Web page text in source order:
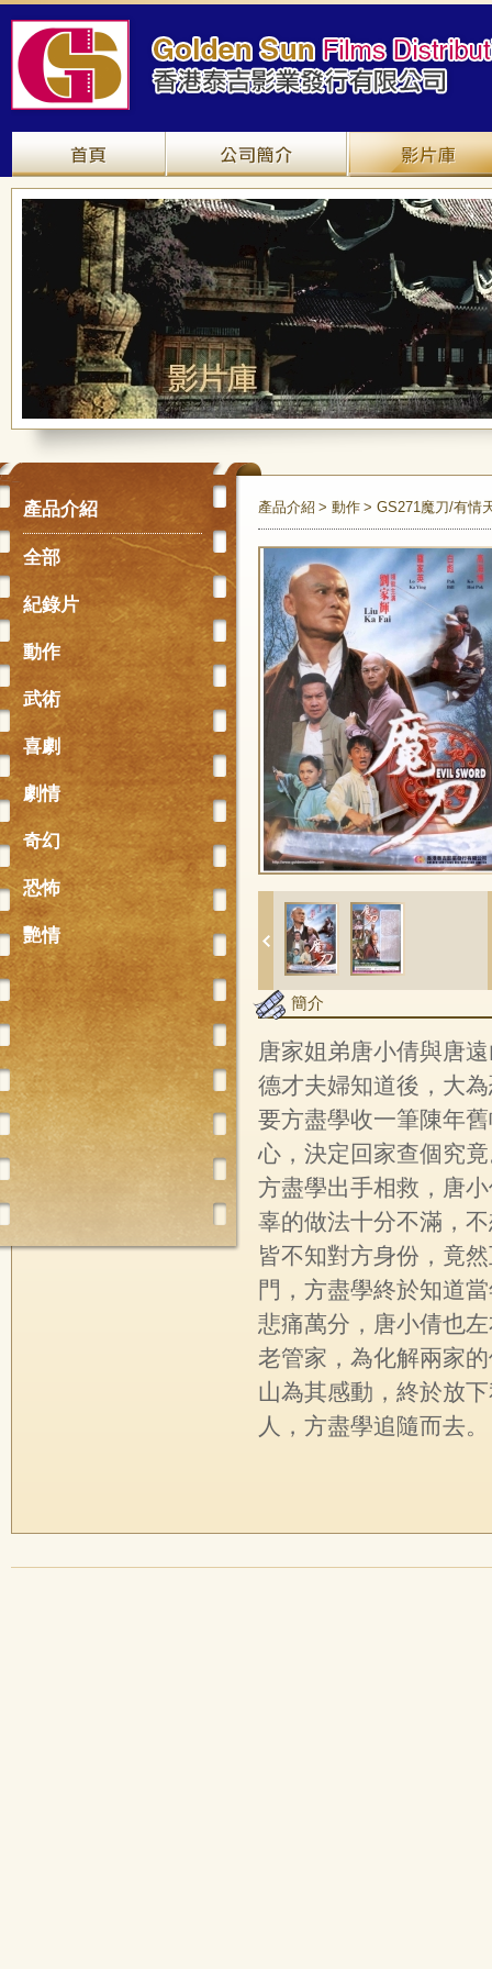
產品介紹
全部
紀錄片
動作
武術
喜劇
劇情
奇幻
恐怖
艷情
產品介紹 動作 GS271魔刀/有情
簡介
唐家姐弟唐小倩與唐
德才夫婦知道後，大
要方盡學收一筆陳年
心，決定回家查個究
方盡學出手相救，唐
辜的做法十分不滿，
皆不知對方身份，竟
門，方盡學終於知道
悲痛萬分，唐小倩也
老管家，為化解兩家
山為其感動，終於放
人，方盡學追隨而去。